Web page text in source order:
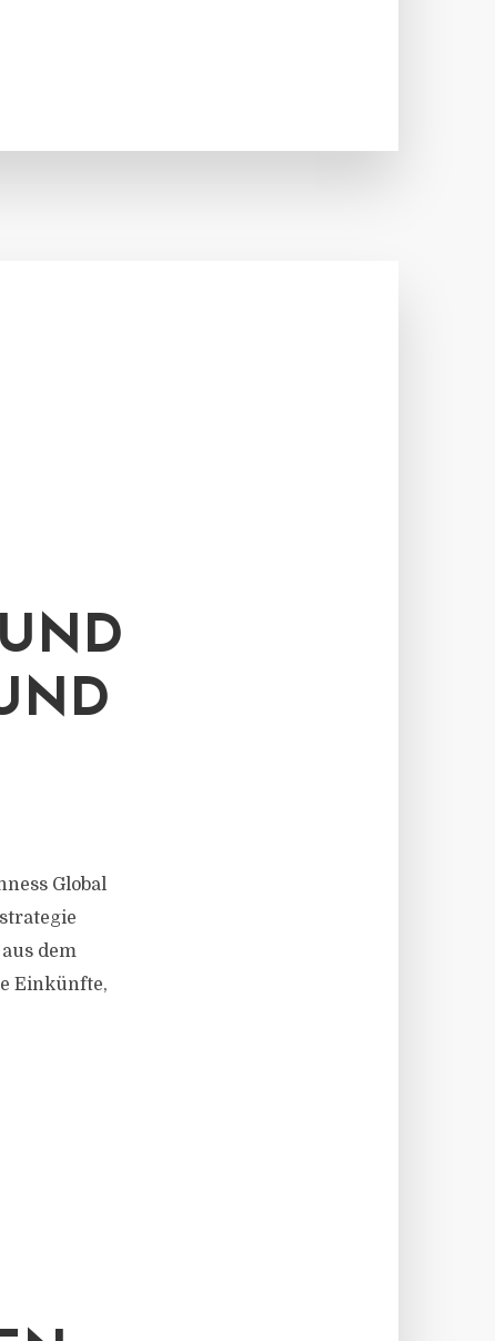
Global
dem
Einkünfte,